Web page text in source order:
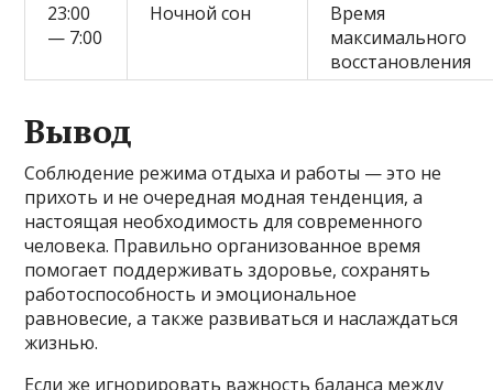
23:00
— 7:00
Ночной сон
Время
максимального
восстановления
Вывод
Соблюдение режима отдыха и работы — это не
прихоть и не очередная модная тенденция, а
настоящая необходимость для современного
человека. Правильно организованное время
помогает поддерживать здоровье, сохранять
работоспособность и эмоциональное
равновесие, а также развиваться и наслаждаться
жизнью.
Если же игнорировать важность баланса между